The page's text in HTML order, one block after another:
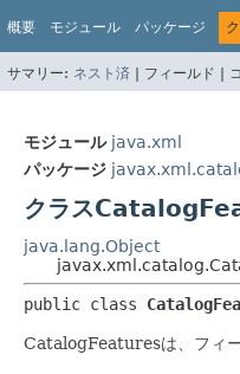
概要 モジュール パッケージ
サマリー: ネスト済 | フィールド |
モジュール java.xml
パッケージ
クラス
java.lang.Object
public class
CatalogFeaturesは、フィー